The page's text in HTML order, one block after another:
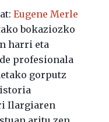
Eugene Merle
bokaziozko
harri eta
profesionala
gorputz
Ilargiaren